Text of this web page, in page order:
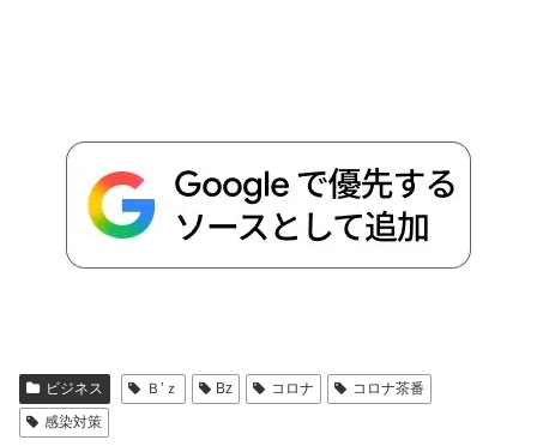
ビジネス Ｂ’ｚ Bz コロナ
コロナ茶番
感染対策